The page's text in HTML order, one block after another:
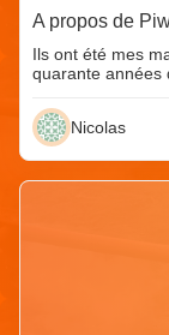
A propos de
Ils ont été mes
quarante années
Nicolas